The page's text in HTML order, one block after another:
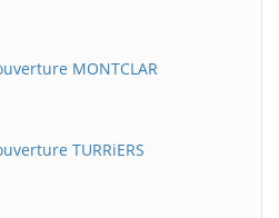
MONTCLAR
TURRiERS